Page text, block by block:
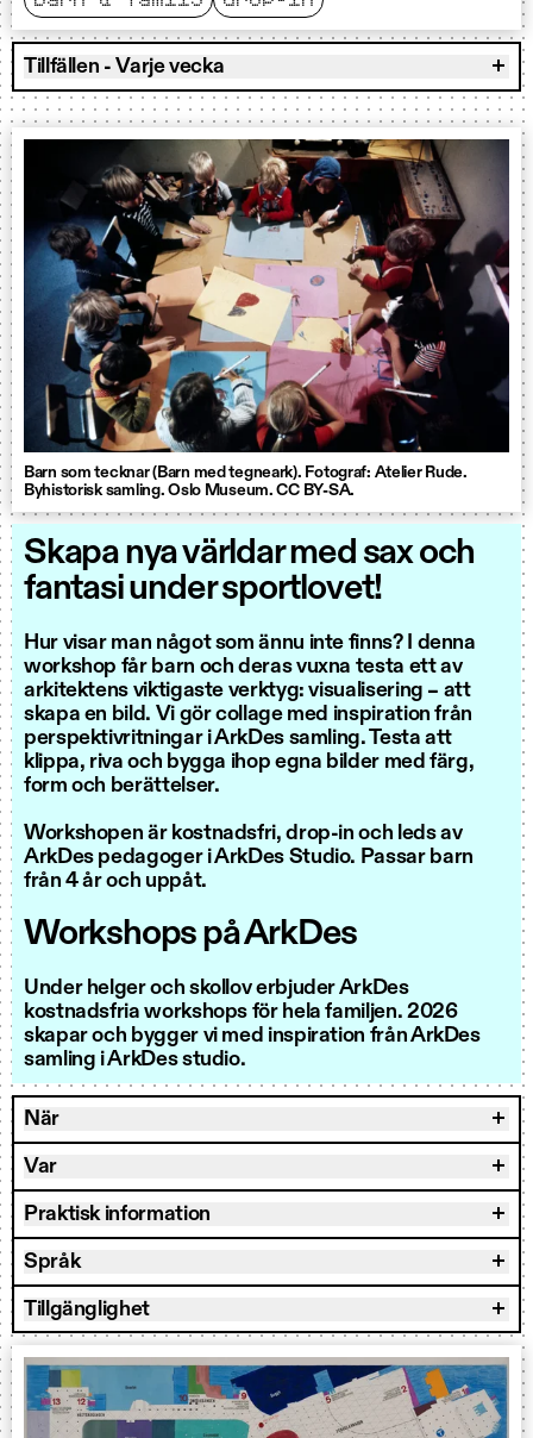
Tillfällen - Varje vecka
Barn som tecknar (Barn med tegneark). Fotograf: Atelier Rude.
Byhistorisk samling. Oslo Museum. CC BY-SA.
Skapa nya världar med sax och
fantasi under sportlovet!
Hur visar man något som ännu inte finns? I denna
workshop får barn och deras vuxna testa ett av
arkitektens viktigaste verktyg: visualisering – att
skapa en bild. Vi gör collage med inspiration från
perspektivritningar i ArkDes samling. Testa att
klippa, riva och bygga ihop egna bilder med färg,
form och berättelser.
Workshopen är kostnadsfri, drop-in och leds av
ArkDes pedagoger i ArkDes Studio. Passar barn
från 4 år och uppåt.
Workshops på ArkDes
Under helger och skollov erbjuder ArkDes
kostnadsfria workshops för hela familjen. 2026
skapar och bygger vi med inspiration från ArkDes
samling i ArkDes studio.
När
Var
Praktisk information
Språk
Tillgänglighet